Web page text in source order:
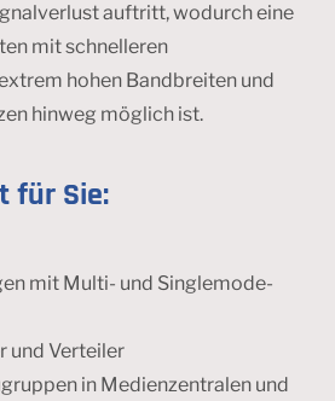
auftritt, wodurch eine
mit schnelleren
hohen Bandbreiten und
hinweg möglich ist.
für Sie:
mit Multi- und Singlemode-
und Verteiler
in Medienzentralen und